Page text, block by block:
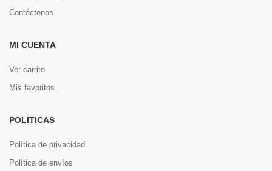
Contáctenos
MI CUENTA
Ver carrito
Mis favoritos
POLÍTICAS
Política de privacidad
Política de envíos